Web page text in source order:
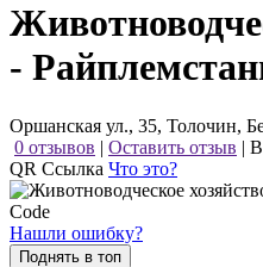
-
Оршанская ул., 35, Толочин,
0 отзывов | Оставить отзыв | В
QR Ссылка Что это?
Нашли ошибку?
Поднять в топ